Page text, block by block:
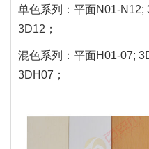
单色系列：平面N01-N12;
3D12；
混色系列：平面H01-07;
3DH07；